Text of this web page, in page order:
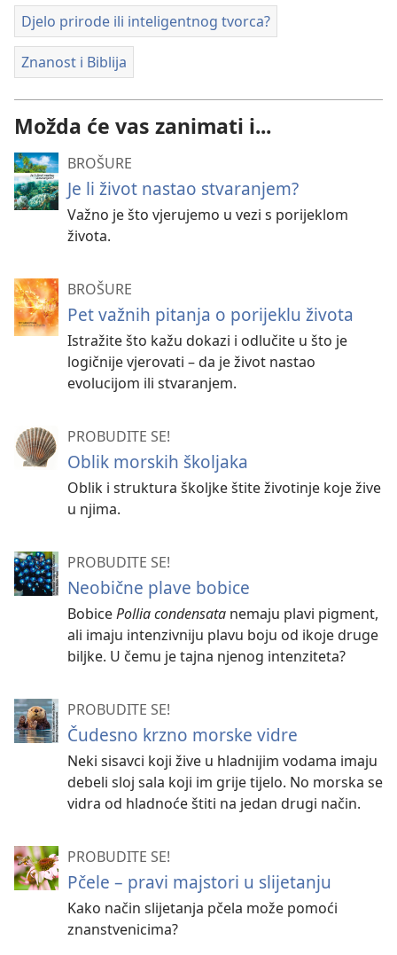
Djelo prirode ili inteligentnog tvorca?
Znanost i Biblija
Možda će vas zanimati i...
BROŠURE
Je li život nastao stvaranjem?
Važno je što vjerujemo u vezi s porijeklom
života.
BROŠURE
Pet važnih pitanja o porijeklu života
Istražite što kažu dokazi i odlučite u što je
logičnije vjerovati – da je život nastao
evolucijom ili stvaranjem.
PROBUDITE SE!
Oblik morskih školjaka
Oblik i struktura školjke štite životinje koje žive
u njima.
PROBUDITE SE!
Neobične plave bobice
BobicePollia condensata nemaju plavi pigment,
ali imaju intenzivniju plavu boju od ikoje druge
biljke. U čemu je tajna njenog intenziteta?
PROBUDITE SE!
Čudesno krzno morske vidre
Neki sisavci koji žive u hladnijim vodama imaju
debeli sloj sala koji im grije tijelo. No morska se
vidra od hladnoće štiti na jedan drugi način.
PROBUDITE SE!
Pčele – pravi majstori u slijetanju
Kako način slijetanja pčela može pomoći
znanstvenicima?